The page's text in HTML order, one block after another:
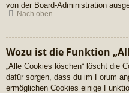
von der Board-Administration
Nach oben
Wozu ist die Funktion
„Alle Cookies löschen“ löscht die
dafür sorgen, dass du im Forum
ermöglichen Cookies einige